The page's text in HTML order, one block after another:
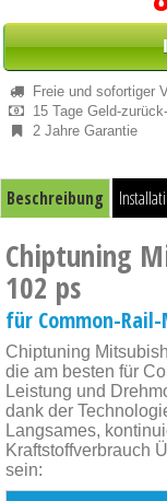
Freie und sofortiger
15 Tage Geld-
2 Jahre Garantie
Beschreibung
Chiptuning
102 ps
für Common-
Chiptuning
die am besten für
Leistung und
dank der
Langsames,
Kraftstoffverbrauch
sein: